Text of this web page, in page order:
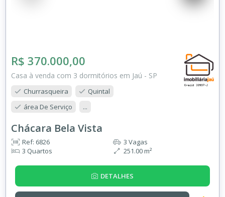
R$ 370.000,00
Casa à venda com 3 dormitórios em Jaú - SP
Churrasqueira
Quintal
área De Serviço
...
Chácara Bela Vista
Ref: 6826
3 Quartos
3 Vagas
251.00 m²
DETALHES